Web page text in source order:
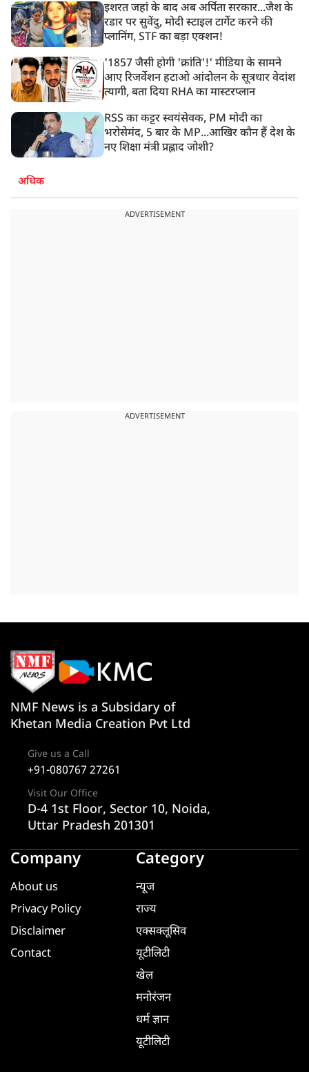
इशरत जहां के बाद अब अर्पिता सरकार...जैश के
रडार पर सुवेंदु, मोदी स्टाइल टार्गेट करने की
प्लानिंग, STF का बड़ा एक्शन!
'1857 जैसी होगी 'क्रांति'!' मीडिया के सामने
आए रिजर्वेशन हटाओ आंदोलन के सूत्रधार वेदांश
त्यागी, बता दिया RHA का मास्टरप्लान
RSS का कट्टर स्वयंसेवक, PM मोदी का
भरोसेमंद, 5 बार के MP...आखिर कौन हैं देश के
नए शिक्षा मंत्री प्रह्लाद जोशी?
अधिक
ADVERTISEMENT
ADVERTISEMENT
NMF News is a Subsidary of
Khetan Media Creation Pvt Ltd
Give us a Call
+91-080767 27261
Visit Our Office
D-4 1st Floor, Sector 10, Noida,
Uttar Pradesh 201301
Company
About us
Privacy Policy
Disclaimer
Contact
Category
न्यूज
राज्य
एक्सक्लूसिव
यूटीलिटी
खेल
मनोरंजन
धर्म ज्ञान
यूटीलिटी